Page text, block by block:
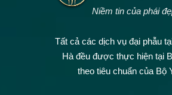
Niềm tin của phái
Tất cả các dịch vụ đại phẫu
Hà đều được thực hiện tại
theo tiêu chuẩn của Bộ